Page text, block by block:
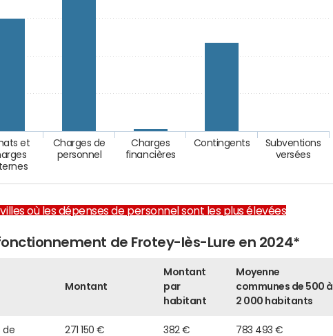
et
Charges de
personnel
Charges
financières
Contingents
Subventions
versées
villes où les dépenses de personnel sont les plus élevées
de Frotey-lès-Lure en 2024*
Montant
Montant
par
habitant
Moyenne
communes de 500 à
2 000 habitants
de
271 150 € 382 € 783 493 €